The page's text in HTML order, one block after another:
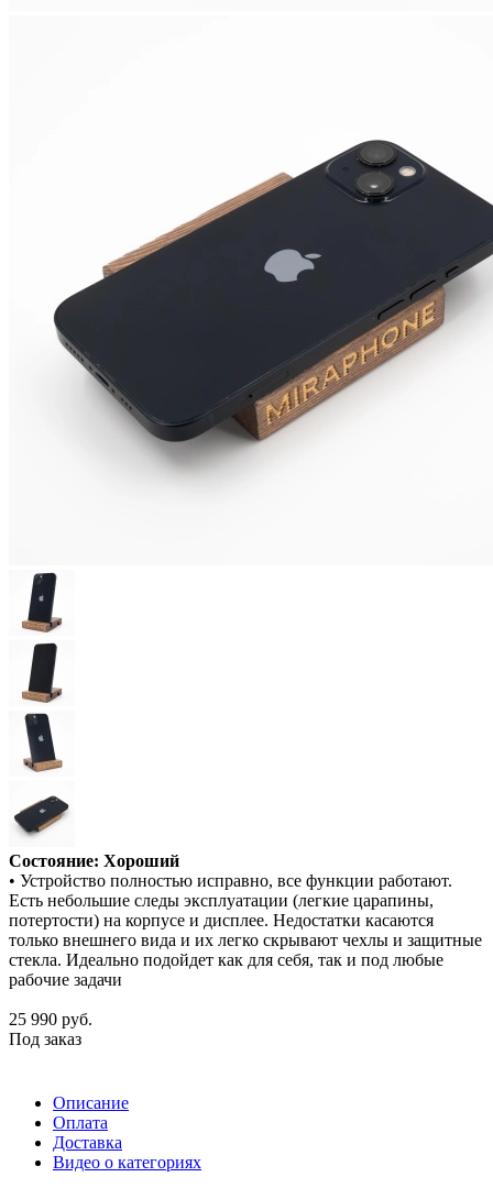
Состояние: Хороший
• Устройство полностью исправно, все функции работают.
Есть небольшие следы эксплуатации (легкие царапины,
потертости) на корпусе и дисплее. Недостатки касаются
только внешнего вида и их легко скрывают чехлы и защитные
стекла. Идеально подойдет как для себя, так и под любые
рабочие задачи
25 990 руб.
Под заказ
Описание
Оплата
Доставка
Видео о категориях